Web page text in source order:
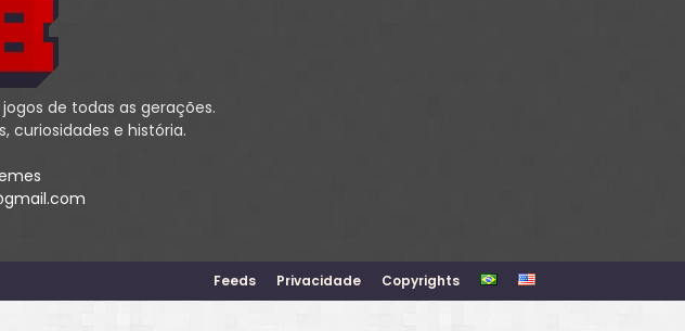
jogos de todas as gerações.
curiosidades e história.
Feeds Privacidade Copyrights